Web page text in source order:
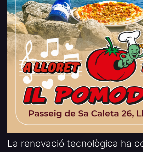
La renovació tecnològica ha